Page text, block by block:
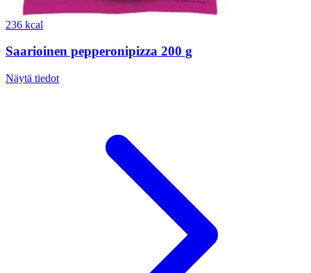
236 kcal
Saarioinen pepperonipizza 200 g
Näytä tiedot